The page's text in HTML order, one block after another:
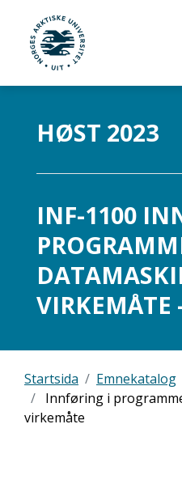
UiT Norges arktiske
HØST 2023
INF-1100
VIRKEMÅTE
Startsida
Emnekatalog
Innføring i
virkemåte